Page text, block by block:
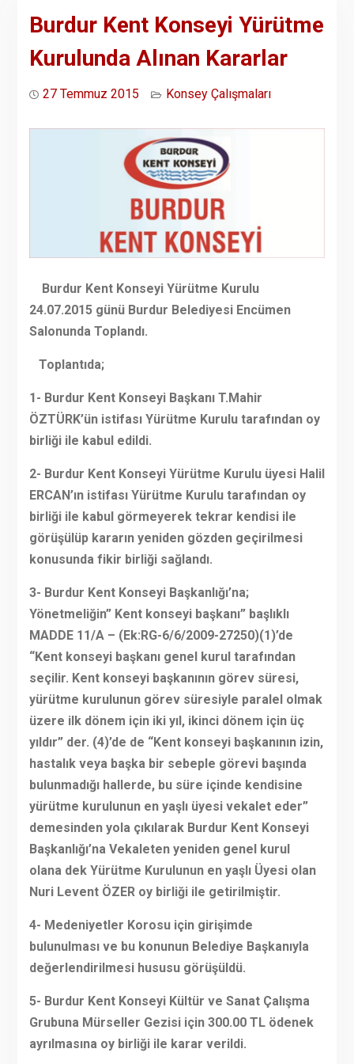
Burdur Kent Konseyi Yürütme
Kurulunda Alınan Kararlar
27 Temmuz 2015 Konsey Çalışmaları
Burdur Kent Konseyi Yürütme Kurulu
24.07.2015 günü Burdur Belediyesi Encümen
Salonunda Toplandı.
Toplantıda;
1- Burdur Kent Konseyi Başkanı T.Mahir
ÖZTÜRK’ün istifası Yürütme Kurulu tarafından oy
birliği ile kabul edildi.
2- Burdur Kent Konseyi Yürütme Kurulu üyesi Halil
ERCAN’ın istifası Yürütme Kurulu tarafından oy
birliği ile kabul görmeyerek tekrar kendisi ile
görüşülüp kararın yeniden gözden geçirilmesi
konusunda fikir birliği sağlandı.
3- Burdur Kent Konseyi Başkanlığı’na;
Yönetmeliğin” Kent konseyi başkanı” başlıklı
MADDE 11/A – (Ek:RG-6/6/2009-27250)(1)’de
“Kent konseyi başkanı genel kurul tarafından
seçilir. Kent konseyi başkanının görev süresi,
yürütme kurulunun görev süresiyle paralel olmak
üzere ilk dönem için iki yıl, ikinci dönem için üç
yıldır” der. (4)’de de “Kent konseyi başkanının izin,
hastalık veya başka bir sebeple görevi başında
bulunmadığı hallerde, bu süre içinde kendisine
yürütme kurulunun en yaşlı üyesi vekalet eder”
demesinden yola çıkılarak Burdur Kent Konseyi
Başkanlığı’na Vekaleten yeniden genel kurul
olana dek Yürütme Kurulunun en yaşlı Üyesi olan
Nuri Levent ÖZER oy birliği ile getirilmiştir.
4- Medeniyetler Korosu için girişimde
bulunulması ve bu konunun Belediye Başkanıyla
değerlendirilmesi hususu görüşüldü.
5- Burdur Kent Konseyi Kültür ve Sanat Çalışma
Grubuna Mürseller Gezisi için 300.00 TL ödenek
ayrılmasına oy birliği ile karar verildi.